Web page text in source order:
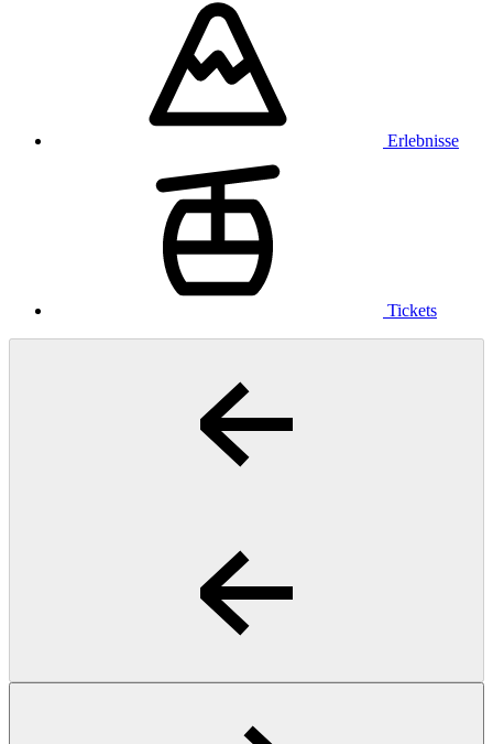
Erlebnisse
Tickets